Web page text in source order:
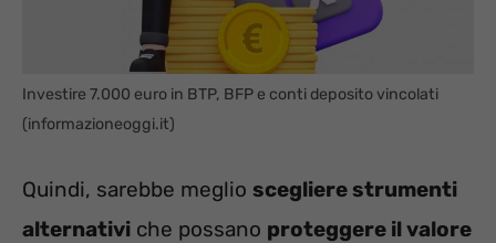
Investire 7.000 euro in BTP, BFP e conti deposito vincolati
(informazioneoggi.it)
Quindi, sarebbe meglio scegliere strumenti
alternativi che possano proteggere il valore